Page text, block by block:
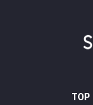
TOP